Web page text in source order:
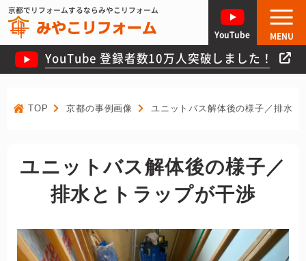
京都でリフォームするならみやこリフォーム
YouTube 登録者数10万人突破しました！
YouTube MENU
TOP 京都の事例画像 ユニットバス解体後の様子／排水と
ユニットバス解体後の様子／
排水とトラップが干渉